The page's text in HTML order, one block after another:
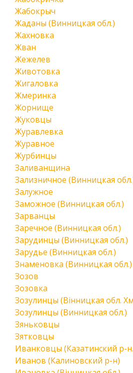
Жабокрыч
Жаданы (Винницкая обл.)
Жахновка
Жван
Жежелев
Животовка
Жигаловка
Жмеринка
Жорнище
Жуковцы
Журавлевка
Журавное
Журбинцы
Заливанщина
Зализничное (Винницкая
Залужное
Заможное (Винницкая обл.)
Зарванцы
Заречное (Винницкая обл.)
Зарудинцы (Винницкая обл.)
Зарудье (Винницкая обл.)
Знаменовка (Винницкая обл.)
Зозов
Зозовка
Зозулинцы (Вінницкая обл.
Зозулинцы (Винницкая обл.)
Зяньковцы
Зятковцы
Иванковцы (Казатинский р-
Иванов (Калиновский р-н)